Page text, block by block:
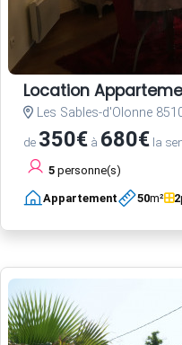
Location
Les Sables-d'Olonne
de 350€ à 680€ la
5 personne(s)
Appartement 50m² 2